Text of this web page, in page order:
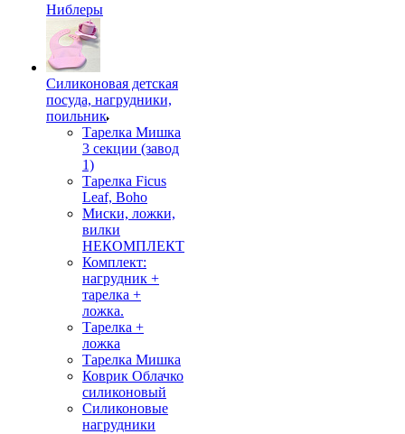
Ниблеры
Силиконовая детская
посуда, нагрудники,
поильник
Тарелка Мишка
3 секции (завод
1)
Тарелка Ficus
Leaf, Boho
Миски, ложки,
вилки
НЕКОМПЛЕКТ
Комплект:
нагрудник +
тарелка +
ложка.
Тарелка +
ложка
Тарелка Мишка
Коврик Облачко
силиконовый
Силиконовые
нагрудники